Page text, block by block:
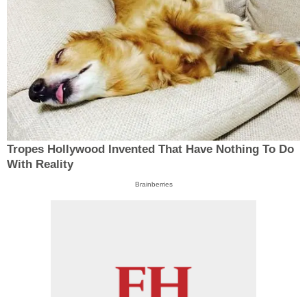
Tropes Hollywood Invented That Have Nothing To Do
With Reality
Brainberries